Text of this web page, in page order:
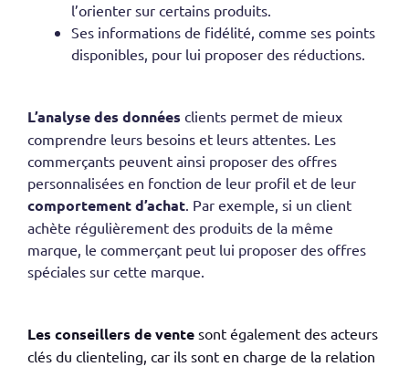
l’orienter sur certains produits.
Ses informations de fidélité, comme ses points
disponibles, pour lui proposer des réductions.
L’analyse des données clients permet de mieux
comprendre leurs besoins et leurs attentes. Les
commerçants peuvent ainsi proposer des offres
personnalisées en fonction de leur profil et de leur
comportement d’achat. Par exemple, si un client
achète régulièrement des produits de la même
marque, le commerçant peut lui proposer des offres
spéciales sur cette marque.
Les conseillers de vente sont également des acteurs
clés du clienteling, car ils sont en charge de la relation